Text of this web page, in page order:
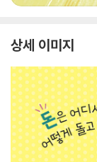
상세 이미지